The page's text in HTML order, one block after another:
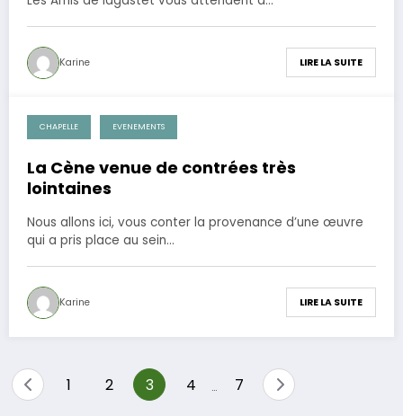
Karine LIRE LA SUITE
17 août 2015
CHAPELLE EVENEMENTS
La Cène venue de contrées très
lointaines
Nous allons ici, vous conter la provenance d’une œuvre
qui a pris place au sein…
Karine LIRE LA SUITE
Pagination
1 2 3 4 7